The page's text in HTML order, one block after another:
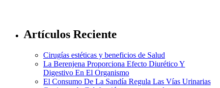
Artículos Reciente
Cirugías estéticas y beneficios de Salud
La Berenjena Proporciona Efecto Diurético Y
Digestivo En El Organismo
El Consumo De La Sandía Regula Las Vías Urinarias